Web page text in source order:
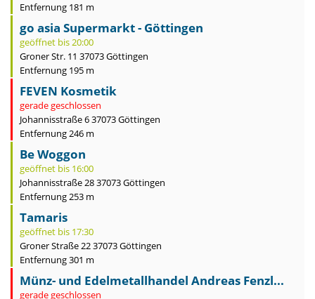
Entfernung 181 m
go asia Supermarkt - Göttingen
geöffnet bis 20:00
Groner Str. 11 37073 Göttingen
Entfernung 195 m
FEVEN Kosmetik
gerade geschlossen
Johannisstraße 6 37073 Göttingen
Entfernung 246 m
Be Woggon
geöffnet bis 16:00
Johannisstraße 28 37073 Göttingen
Entfernung 253 m
Tamaris
geöffnet bis 17:30
Groner Straße 22 37073 Göttingen
Entfernung 301 m
Münz- und Edelmetallhandel Andreas Fenzl...
gerade geschlossen